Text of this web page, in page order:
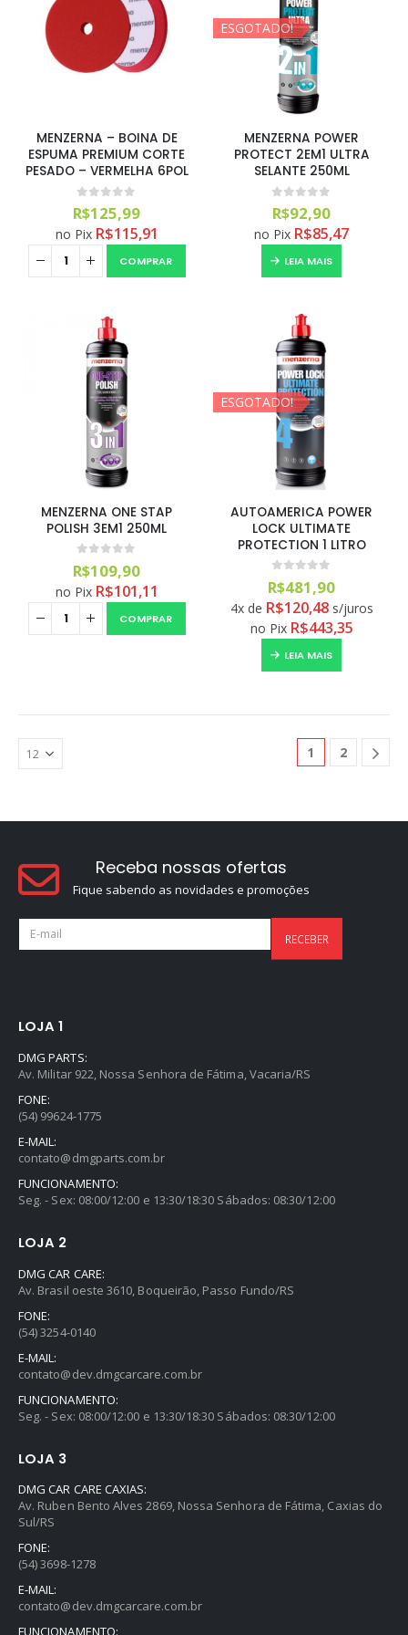
MENZERNA – BOINA DE
ESPUMA PREMIUM CORTE
PESADO – VERMELHA 6POL
R$125,99
no Pix R$115,91
COMPRAR
ESGOTADO!
MENZERNA POWER
PROTECT 2EM1 ULTRA
SELANTE 250ML
R$92,90
no Pix R$85,47
LEIA MAIS
MENZERNA ONE STAP
POLISH 3EM1 250ML
R$109,90
no Pix R$101,11
COMPRAR
ESGOTADO!
AUTOAMERICA POWER
LOCK ULTIMATE
PROTECTION 1 LITRO
R$481,90
4x de R$120,48 s/juros
no Pix R$443,35
LEIA MAIS
1 2
Aromatizante Tênis Areon Fresh Wave New Car / Carro Novo
Receba nossas ofertas
Fique sabendo as novidades e promoções
LOJA 1
DMG PARTS:
Av. Militar 922, Nossa Senhora de Fátima, Vacaria/RS
FONE:
(54) 99624-1775
E-MAIL:
contato@dmgparts.com.br
FUNCIONAMENTO:
Seg. - Sex: 08:00/12:00 e 13:30/18:30 Sábados: 08:30/12:00
LOJA 2
DMG CAR CARE:
Av. Brasil oeste 3610, Boqueirão, Passo Fundo/RS
FONE:
(54) 3254-0140
E-MAIL:
contato@dev.dmgcarcare.com.br
FUNCIONAMENTO:
Seg. - Sex: 08:00/12:00 e 13:30/18:30 Sábados: 08:30/12:00
LOJA 3
DMG CAR CARE CAXIAS:
Av. Ruben Bento Alves 2869, Nossa Senhora de Fátima, Caxias do
Sul/RS
FONE:
(54) 3698-1278
E-MAIL:
contato@dev.dmgcarcare.com.br